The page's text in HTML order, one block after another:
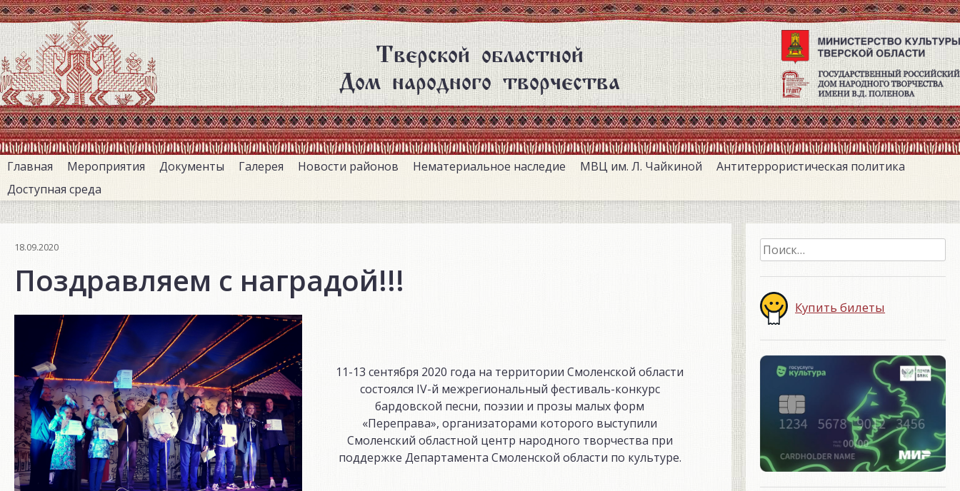
Перейти
к
основному
содержанию
Тверской областной
Дом народного творчества
Главная Мероприятия Документы Галерея Новости районов Нематериальное наследие МВЦ им. Л. Чайкиной
Антитеррористическая политика
Доступная среда
18.09.2020
Поздравляем с наградой!!!
11-13 сентября 2020 года на территории Смоленской области
состоялся IV-й межрегиональный фестиваль-конкурс
бардовской песни, поэзии и прозы малых форм
«Переправа», организаторами которого выступили
Смоленский областной центр народного творчества при
поддержке Департамента Смоленской области по культуре.
Найти:
Купить билеты